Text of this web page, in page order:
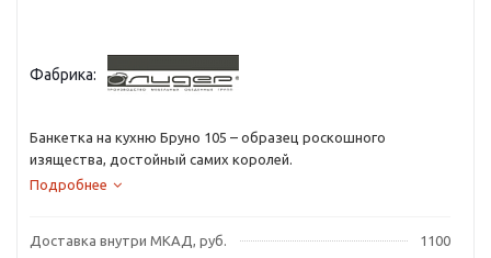
Фабрика:
Банкетка на кухню Бруно 105 – образец роскошного
изящества, достойный самих королей.
Подробнее
Доставка внутри МКАД, руб.
1100